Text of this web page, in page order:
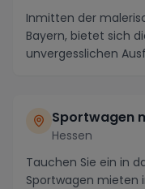
Inmitten der
Bayern, bietet sich
unvergesslichen
Sportwagen
Hessen
Tauchen Sie ein in
Sportwagen mieten